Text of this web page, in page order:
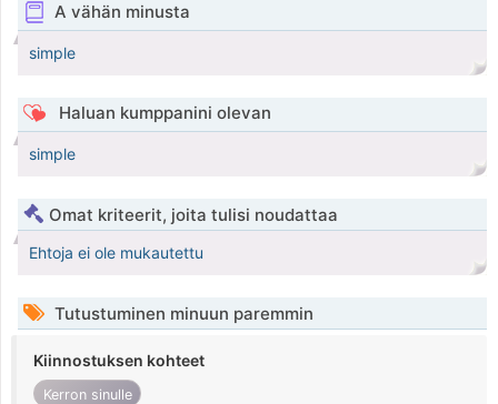
A vähän minusta
simple
Haluan kumppanini olevan
simple
Omat kriteerit, joita tulisi noudattaa
Ehtoja ei ole mukautettu
Tutustuminen minuun paremmin
Kiinnostuksen kohteet
Kerron sinulle